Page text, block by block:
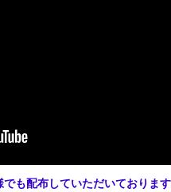
も配布していただいておりま